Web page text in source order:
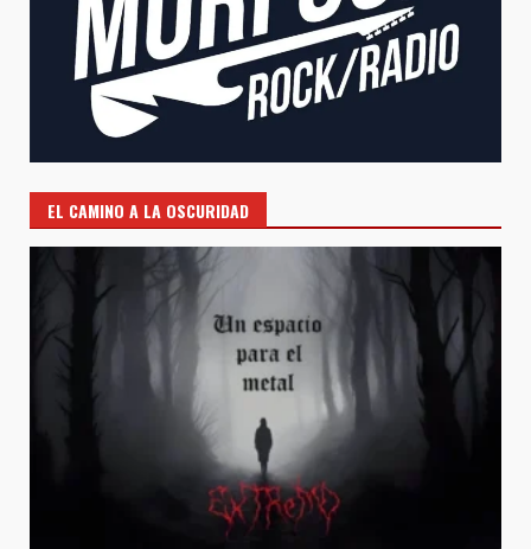
EL CAMINO A LA OSCURIDAD